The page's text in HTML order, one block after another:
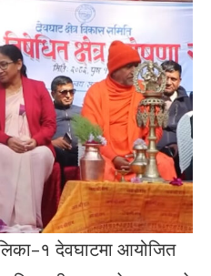
देवघाटमा आयोजित